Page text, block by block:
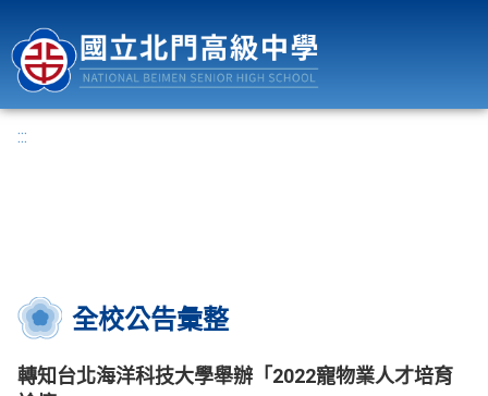
:::
全校公告彙整
轉知台北海洋科技大學舉辦「2022寵物業人才培育